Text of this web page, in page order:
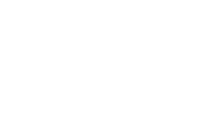
比眼鏡蛇玻璃清潔劑) 數量